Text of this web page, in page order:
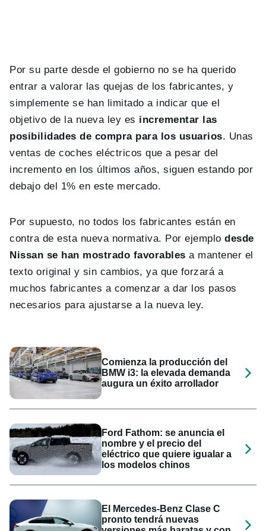
Por su parte desde el gobierno no se ha querido
entrar a valorar las quejas de los fabricantes, y
simplemente se han limitado a indicar que el
objetivo de la nueva ley es incrementar las
posibilidades de compra para los usuarios. Unas
ventas de coches eléctricos que a pesar del
incremento en los últimos años, siguen estando por
debajo del 1% en este mercado.
Por supuesto, no todos los fabricantes están en
contra de esta nueva normativa. Por ejemplodesde
Nissan se han mostrado favorables a mantener el
texto original y sin cambios, ya que forzará a
muchos fabricantes a comenzar a dar los pasos
necesarios para ajustarse a la nueva ley.
Comienza la producción del
BMW i3: la elevada demanda
augura un éxito arrollador
Ford Fathom: se anuncia el
nombre y el precio del
eléctrico que quiere igualar a
los modelos chinos
El Mercedes-Benz Clase C
pronto tendrá nuevas